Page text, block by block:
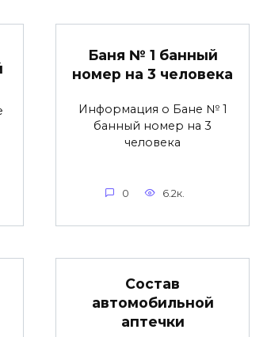
Баня № 1 банный
номер на 3 человека
Информация о Бане № 1
банный номер на 3
человека
0 6.2к.
Состав
автомобильной
аптечки